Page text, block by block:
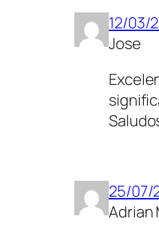
12/03/
Jose
25/07/
Adrian